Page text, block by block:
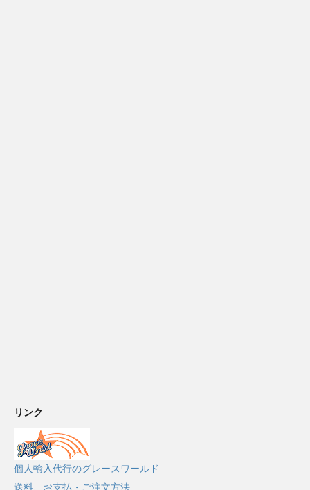
リンク
個人輸入代行のグレースワールド
送料、お支払・ご注文方法